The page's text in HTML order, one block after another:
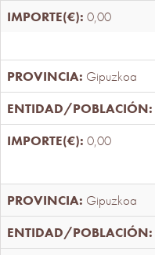
0,00
Gipuzkoa
0,00
Gipuzkoa